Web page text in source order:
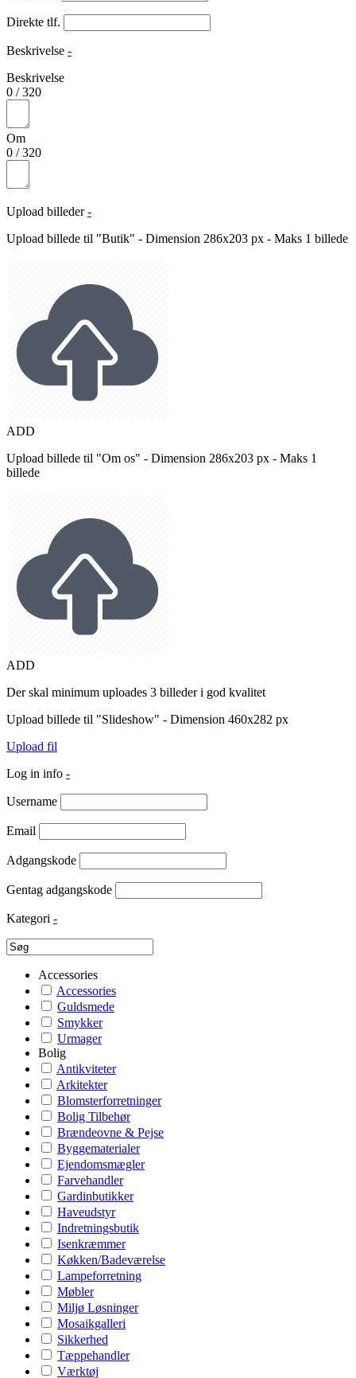
Direkte tlf.
Beskrivelse -
Beskrivelse
0 /320
Om
0 /320
Upload billeder -
Upload billede til "Butik" - Dimension 286x203 px - Maks 1 billede
ADD
Upload billede til "Om os" - Dimension 286x203 px - Maks 1
billede
ADD
Der skal minimum uploades 3 billeder i god kvalitet
Upload billede til "Slideshow" - Dimension 460x282 px
Upload fil
Log in info -
Username
Email
Adgangskode
Gentag adgangskode
Kategori -
Accessories
Accessories
Guldsmede
Smykker
Urmager
Bolig
Antikviteter
Arkitekter
Blomsterforretninger
Bolig Tilbehør
Brændeovne & Pejse
Byggematerialer
Ejendomsmægler
Farvehandler
Gardinbutikker
Haveudstyr
Indretningsbutik
Isenkræmmer
Køkken/Badeværelse
Lampeforretning
Møbler
Miljø Løsninger
Mosaikgalleri
Sikkerhed
Tæppehandler
Værktøj